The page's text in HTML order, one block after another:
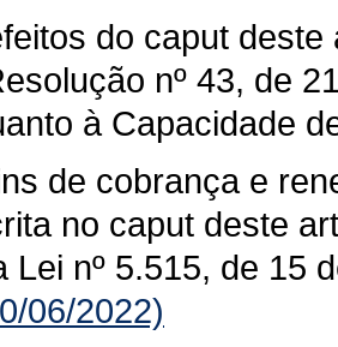
do caput
nº 43, de
à Capacidade
de cobrança e
no caput deste
Lei nº 5.515, de 15
06/2022)